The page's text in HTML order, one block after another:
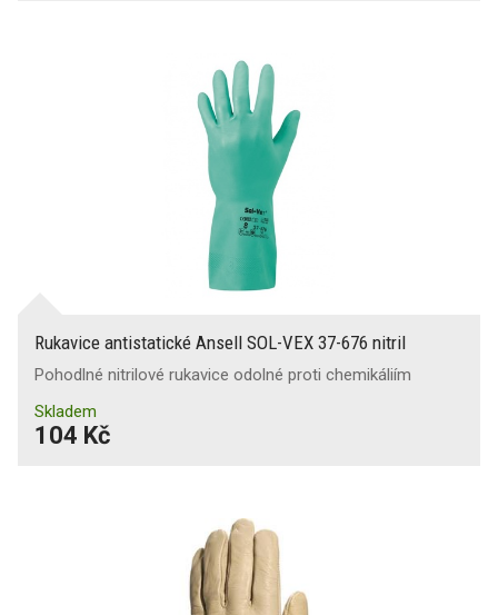
Rukavice antistatické Ansell SOL-VEX 37-676 nitril
Pohodlné nitrilové rukavice odolné proti chemikáliím
Skladem
104 Kč